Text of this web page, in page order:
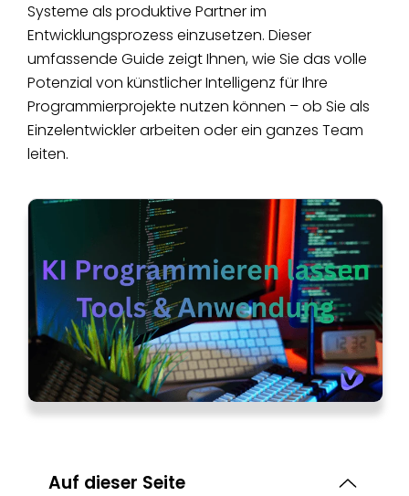
Systeme als produktive Partner im
Entwicklungsprozess einzusetzen. Dieser
umfassende Guide zeigt Ihnen, wie Sie das volle
Potenzial von künstlicher Intelligenz für Ihre
Programmierprojekte nutzen können – ob Sie als
Einzelentwickler arbeiten oder ein ganzes Team
leiten.
Auf dieser Seite